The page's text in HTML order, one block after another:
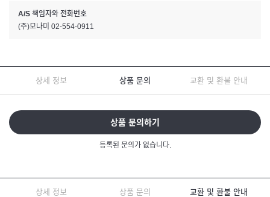
A/S 책임자와 전화번호
(주)모나미 02-554-0911
상세 정보 상품 문의 교환 및 환불 안내
상품 문의하기
등록된 문의가 없습니다.
상세 정보 상품 문의 교환 및 환불 안내